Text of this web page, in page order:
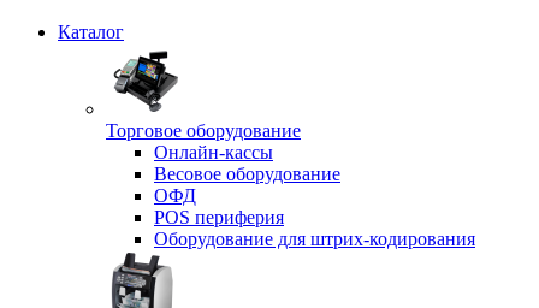
Каталог
Торговое оборудование
Онлайн-кассы
Весовое оборудование
ОФД
POS периферия
Оборудование для штрих-кодирования